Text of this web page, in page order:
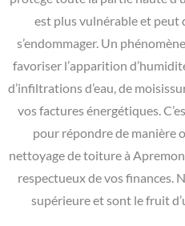
est plus vulnérable et peut
s’endommager. Un
favoriser l’apparition
d’infiltrations d’eau, de
vos factures énergétiques.
pour répondre de manière
nettoyage de toiture à
respectueux de vos finances.
supérieure et sont le fruit